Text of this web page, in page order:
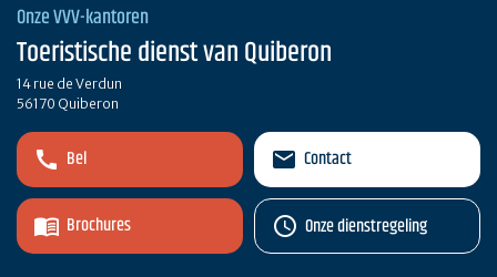
Onze VVV-kantoren
Toeristische dienst van Quiberon
14 rue de Verdun
56170 Quiberon
Bel
Brochures
Contact
Onze dienstregeling